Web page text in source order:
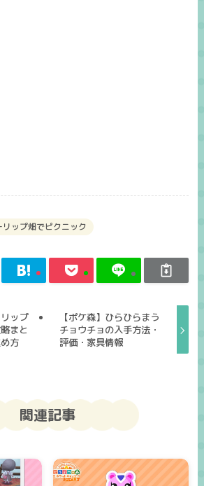
リップ畑でピクニック
ップ
まと
方
【ポケ森】ひらひらまう
チョウチョの入手方法・
評価・家具情報
関連記事